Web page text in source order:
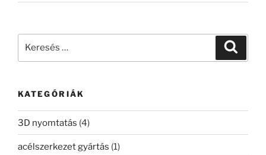
KATEGÓRIÁK
3D nyomtatás (4)
acélszerkezet gyártás (1)